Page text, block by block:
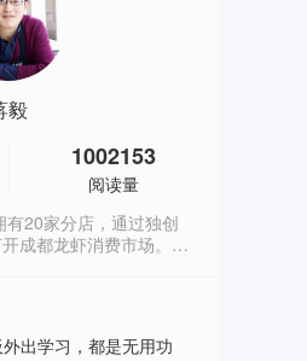
毅
1002153
阅读量
20家分店，通过独创
成都龙虾消费市场。从
，公众号：
出学习，都是无用功